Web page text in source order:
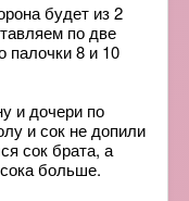
будет из 2
по две
палочки 8 и 10
и дочери по
и сок не допили
сок брата, а
больше.